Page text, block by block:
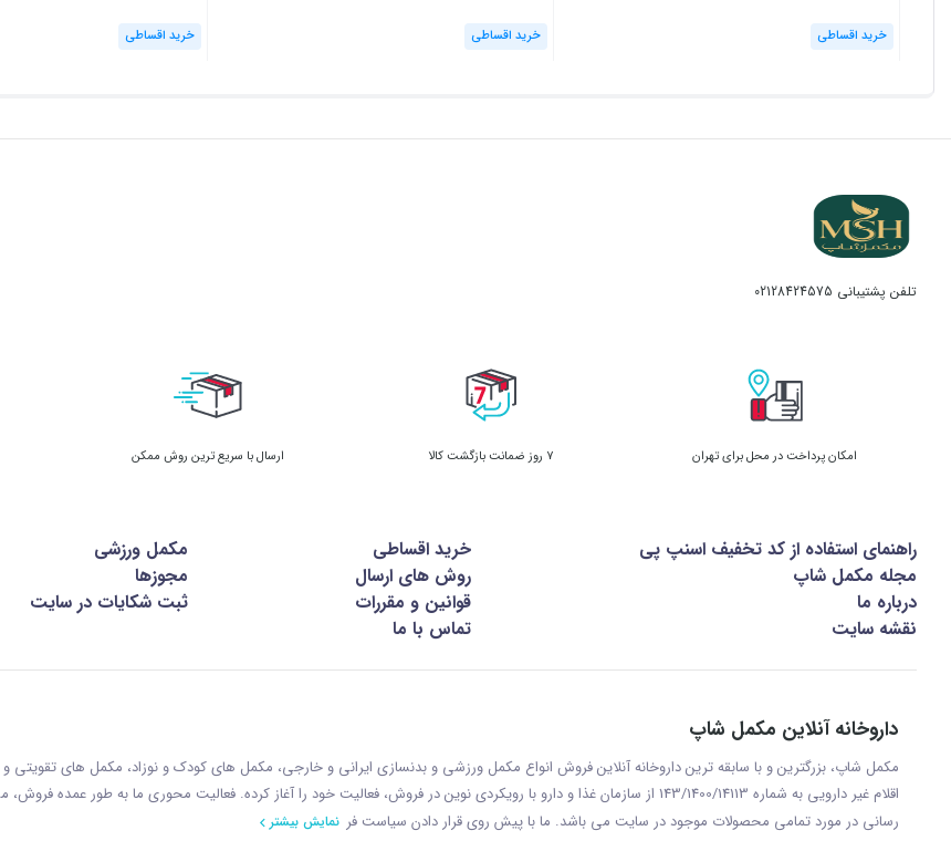
خرید اقساطی خرید اقساطی خرید اقساطی
تلفن پشتیبانی 02128424575
امکان پرداخت در محل برای تهران 7 روز ضمانت بازگشت کالا ارسال با سریع ترین روش ممکن
راهنمای استفاده از کد تخفیف اسنپ پی خرید اقساطی
مکمل ورزشی
مجله مکمل شاپ
روش های ارسال
مجوزها
درباره ما
قوانین و مقررات
ثبت شکایات در سایت
نقشه سایت
تماس با ما
داروخانه آنلاین مکمل شاپ
مکمل شاپ، بزرگترین و با سابقه ترین داروخانه آنلاین فروش انواع مکمل ورزشی و بدنسازی ایرانی و خارجی، مکمل های کودک و نوزاد، مکمل های تقویتی
اقلام غیر دارویی به شماره 143/1400/14113 از سازمان غذا و دارو با رويکردی نوين در فروش، فعاليت خود را آغاز کرده. فعاليت محوری ما به طور عمده
رسانی در مورد تمامی محصولات موجود در سایت می باشد. ما با پيش روی قرار دادن سياست فر نمایش بیشتر